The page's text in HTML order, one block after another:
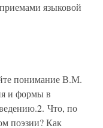
языковой
понимание В.М.
и формы в
Что, по
поэзии? Как